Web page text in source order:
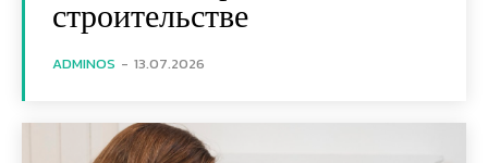
строительстве
ADMINOS - 13.07.2026